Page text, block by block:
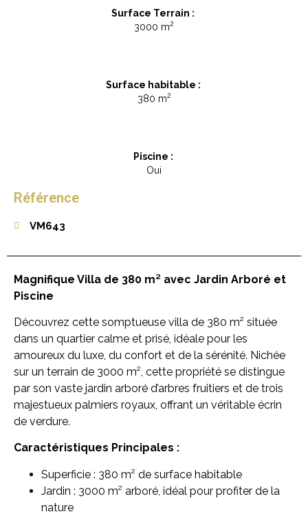
Surface Terrain :
3000 m2
Surface habitable :
380 m2
Piscine :
Oui
Référence
VM643
Magnifique Villa de 380 m² avec Jardin Arboré et
Piscine
Découvrez cette somptueuse villa de 380 m² située
dans un quartier calme et prisé, idéale pour les
amoureux du luxe, du confort et de la sérénité. Nichée
sur un terrain de 3000 m², cette propriété se distingue
par son vaste jardin arboré d’arbres fruitiers et de trois
majestueux palmiers royaux, offrant un véritable écrin
de verdure.
Caractéristiques Principales :
Superficie : 380 m² de surface habitable
Jardin : 3000 m² arboré, idéal pour profiter de la
nature